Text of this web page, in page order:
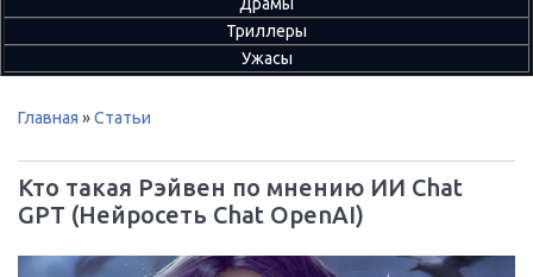
Триллеры
Ужасы
Главная »Статьи
Кто такая Рэйвен по мнению ИИ Chat
GPT (Нейросеть Chat OpenAI)